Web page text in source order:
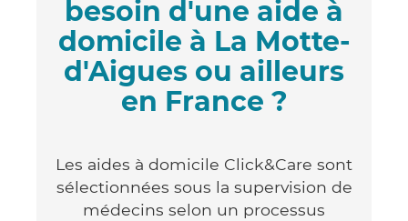
besoin d'une aide à
domicile à La Motte-
d'Aigues ou ailleurs
en France ?
Les aides à domicile Click&Care sont
sélectionnées sous la supervision de
médecins selon un processus